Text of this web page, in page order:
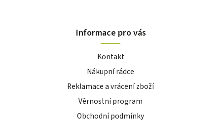
Informace pro vás
Kontakt
Nákupní rádce
Reklamace a vrácení zboží
Věrnostní program
Obchodní podmínky